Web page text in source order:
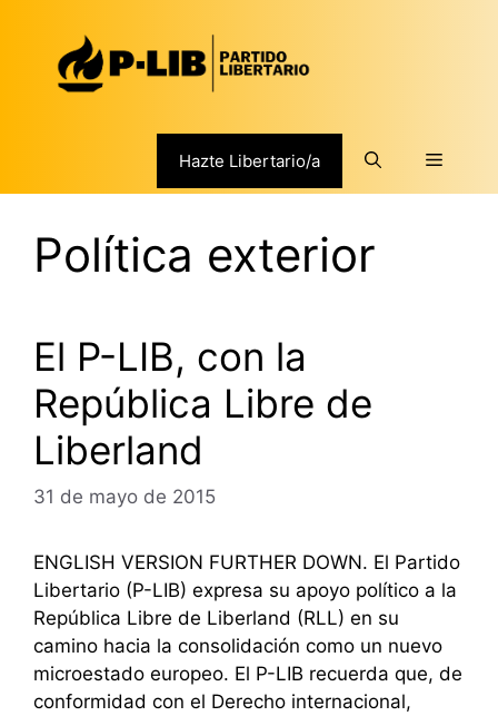
contenido
Hazte Libertario/a Menú
Política exterior
El P-LIB, con la
República Libre de
Liberland
31 de mayo de 2015
ENGLISH VERSION FURTHER DOWN. El Partido
Libertario (P-LIB) expresa su apoyo político a la
República Libre de Liberland (RLL) en su
camino hacia la consolidación como un nuevo
microestado europeo. El P-LIB recuerda que, de
conformidad con el Derecho internacional,